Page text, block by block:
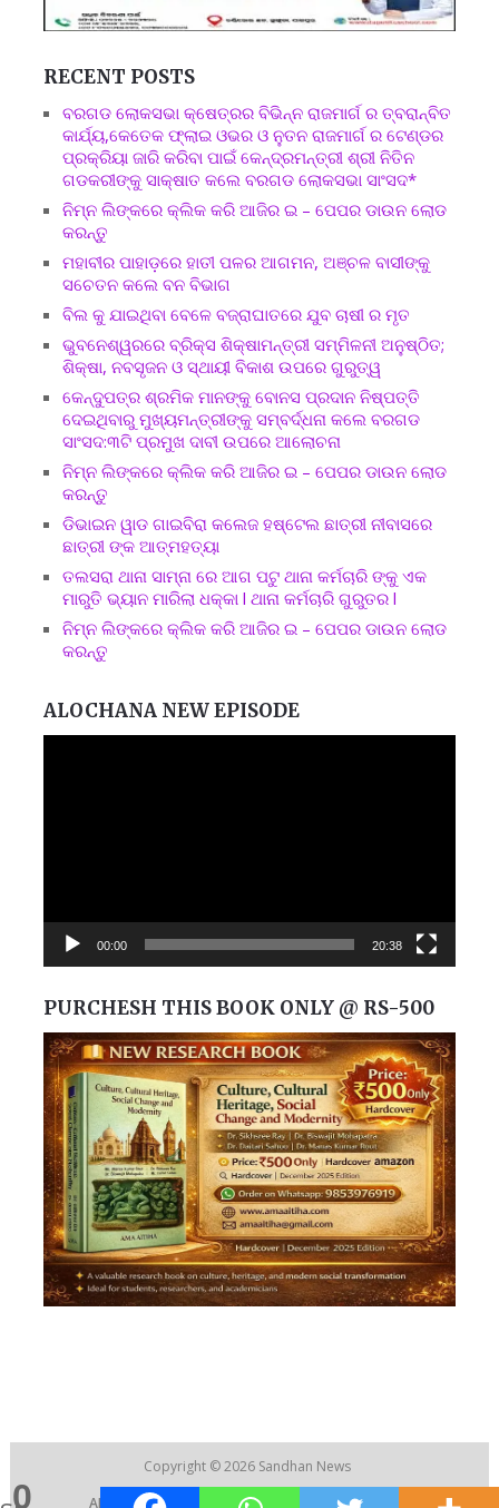
0
RECENT POSTS
ବରଗଡ ଲୋକସଭା କ୍ଷେତ୍ରର ବିଭିନ୍ନ ରାଜମାର୍ଗ ର ତ୍ବରାନ୍ବିତ
କାର୍ଯ୍ୟ,କେତେକ ଫ୍ଲାଇ ଓଭର ଓ ନୁତନ ରାଜମାର୍ଗ ର ଟେଣ୍ଡର
ପ୍ରକ୍ରିୟା ଜାରି କରିବା ପାଇଁ କେନ୍ଦ୍ରମନ୍ତ୍ରୀ ଶ୍ରୀ ନିତିନ
ଗଡକରୀଙ୍କୁ ସାକ୍ଷାତ କଲେ ବରଗଡ ଲୋକସଭା ସାଂସଦ*
ନିମ୍ନ ଲିଙ୍କରେ କ୍ଲିକ କରି ଆଜିର ଇ – ପେପର ଡାଉନ ଲୋଡ
କରନ୍ତୁ
ମହାବୀର ପାହାଡ଼ରେ ହାତୀ ପଳର ଆଗମନ, ଅଞ୍ଚଳ ବାସୀଙ୍କୁ
ସଚେତନ କଲେ ବନ ବିଭାଗ
ବିଲ କୁ ଯାଇଥିବା ବେଳେ ବଜ୍ରାଘାତରେ ଯୁବ ଚାଷୀ ର ମୃତ
ଭୁବନେଶ୍ୱରରେ ବ୍ରିକ୍ସ ଶିକ୍ଷାମନ୍ତ୍ରୀ ସମ୍ମିଳନୀ ଅନୁଷ୍ଠିତ;
ଶିକ୍ଷା, ନବସୃଜନ ଓ ସ୍ଥାୟୀ ବିକାଶ ଉପରେ ଗୁରୁତ୍ୱ
କେନ୍ଦୁପତ୍ର ଶ୍ରମିକ ମାନଙ୍କୁ ବୋନସ ପ୍ରଦାନ ନିଷ୍ପତ୍ତି
ଦେଇଥିବାରୁ ମୁଖ୍ୟମନ୍ତ୍ରୀଙ୍କୁ ସମ୍ବର୍ଦ୍ଧନା କଲେ ବରଗଡ
ସାଂସଦ:୩ଟି ପ୍ରମୁଖ ଦାବୀ ଉପରେ ଆଲୋଚନା
ନିମ୍ନ ଲିଙ୍କରେ କ୍ଲିକ କରି ଆଜିର ଇ – ପେପର ଡାଉନ ଲୋଡ
କରନ୍ତୁ
ଡିଭାଇନ ୱାଡ ଗାଇବିରା କଲେଜ ହଷ୍ଟେଲ ଛାତ୍ରୀ ନୀବାସରେ
ଛାତ୍ରୀ ଙ୍କ ଆତ୍ମହତ୍ୟା
ତଲସରା ଥାନା ସାମ୍ନା ରେ ଆଗ ପଟୁ ଥାନା କର୍ମଚାରି ଙ୍କୁ ଏକ
ମାରୁତି ଭ୍ୟାନ ମାରିଲା ଧକ୍କା l ଥାନା କର୍ମଚାରି ଗୁରୁତର l
ନିମ୍ନ ଲିଙ୍କରେ କ୍ଲିକ କରି ଆଜିର ଇ – ପେପର ଡାଉନ ଲୋଡ
କରନ୍ତୁ
ALOCHANA NEW EPISODE
00:00 20:38
PURCHESH THIS BOOK ONLY @ RS-500
Copyright © 2026 Sandhan News
ABOUT US
CONTACT US RECRUITMENT